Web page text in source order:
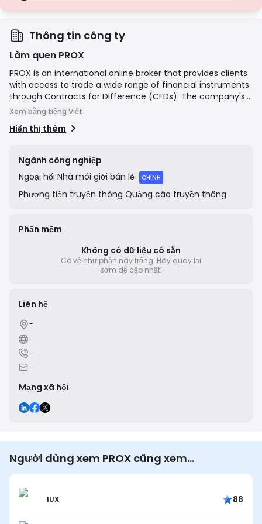
Giấy phép hạng D
Từ các khu vực pháp lý có sự giám sát tối thiểu, các giấy phép này
và bảo hiểm. Mặc dù hấp dẫn về tính linh hoạt trong hoạt động,
nhưng chúng gây ra rủi ro cao hơn cho các nhà giao dịch.
Thông tin công ty
Làm quen PROX
PROX is an international online broker that provides clients
with access to trade a wide range of financial instruments
through Contracts for Difference (CFDs). The company's
mission is to offer a technologically advanced and user-
such as low spreads and fast execution. Registered in St.
client base, providing access to popular trading platforms
and a variety of account types to suit different trading
strategies.
Xem bằng tiếng Việt
Hiển thị thêm
Ngành công nghiệp
Ngoại hối Nhà môi giới bán lẻ CHÍNH
Phương tiện truyền thông Quảng cáo truyền thông
Phần mềm
Không có dữ liệu có sẵn
Có vẻ như phần này trống. Hãy quay lại
sớm để cập nhật!
Liên hệ
-
-
-
-
Mạng xã hội
Người dùng xem PROX cũng xem…
IUX 88